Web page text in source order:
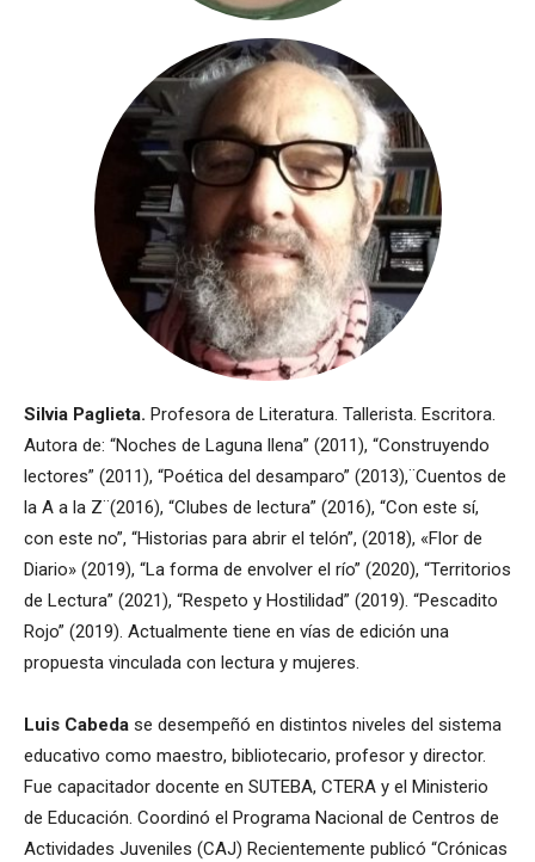
Silvia Paglieta. Profesora de Literatura. Tallerista. Escritora.
Autora de: “Noches de Laguna llena” (2011), “Construyendo
lectores” (2011), “Poética del desamparo” (2013),¨Cuentos de
la A a la Z¨(2016), “Clubes de lectura” (2016), “Con este sí,
con este no”, “Historias para abrir el telón”, (2018), «Flor de
Diario» (2019), “La forma de envolver el río” (2020), “Territorios
de Lectura” (2021), “Respeto y Hostilidad” (2019). “Pescadito
Rojo” (2019). Actualmente tiene en vías de edición una
propuesta vinculada con lectura y mujeres.
Luis Cabeda se desempeñó en distintos niveles del sistema
educativo como maestro, bibliotecario, profesor y director.
Fue capacitador docente en SUTEBA, CTERA y el Ministerio
de Educación. Coordinó el Programa Nacional de Centros de
Actividades Juveniles (CAJ) Recientemente publicó “Crónicas